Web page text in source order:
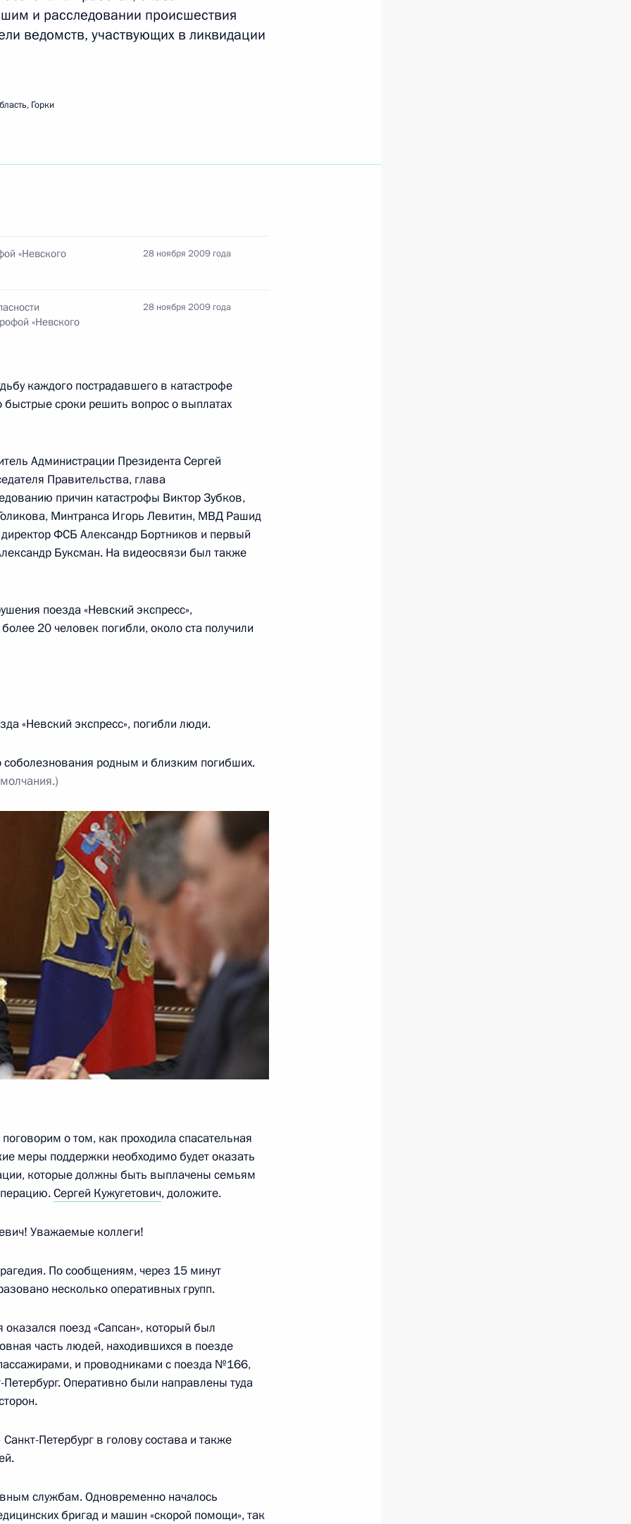
Протокола
союза России,
на основе единых
Горки
закон «О признании
законодательных актов
социальной услуги
Федерального фонда
законодательные акты
редакции
железнодорожного
Гурбангулы
Завидово
Мансийского
и расследовании происшествия
ведомств, участвующих в ликвидации
Горки
«Невского
28 ноября 2009 года
«Невского
28 ноября 2009 года
каждого пострадавшего в катастрофе
сроки решить вопрос о выплатах
Администрации Президента Сергей
Правительства, глава
причин катастрофы Виктор Зубков,
Минтранса Игорь Левитин, МВД Рашид
ФСБ Александр Бортников и первый
Буксман. На видеосвязи был также
поезда «Невский экспресс»,
20 человек погибли, около ста получили
«Невский экспресс», погибли люди.
соболезнования родным и близким погибших.
о том, как проходила спасательная
меры поддержки необходимо будет оказать
которые должны быть выплачены семьям
Сергей Кужугетович, доложите.
Уважаемые коллеги!
По сообщениям, через 15 минут
несколько оперативных групп.
поезд «Сапсан», который был
часть людей, находившихся в поезде
и проводниками с поезда №166,
Оперативно были направлены туда
Петербург в голову состава и также
службам. Одновременно началось
бригад и машин «скорой помощи», так